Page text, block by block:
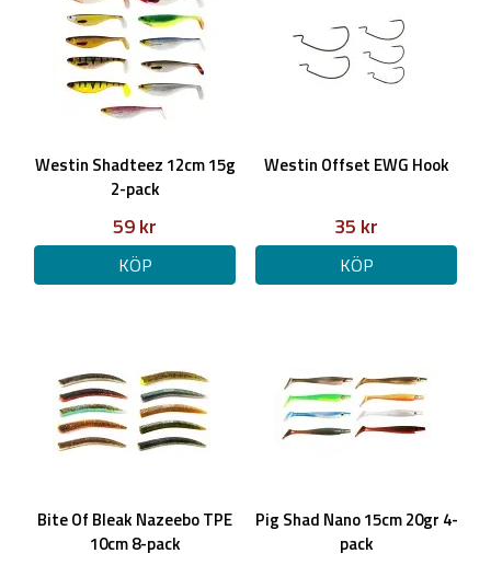
Westin Shadteez 12cm 15g
2-pack
59 kr
KÖP
Westin Offset EWG Hook
35 kr
KÖP
Bite Of Bleak Nazeebo TPE
10cm 8-pack
Pig Shad Nano 15cm 20gr 4-
pack